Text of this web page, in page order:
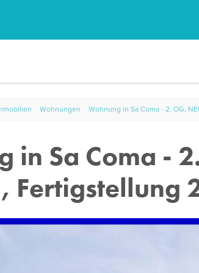
Wohnungen Wohnung in Sa Coma - 2. OG,
in Sa Coma -
Fertigstellung